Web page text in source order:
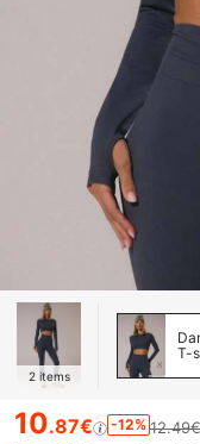
2 items
T-
10.87€ -12% 12.49€